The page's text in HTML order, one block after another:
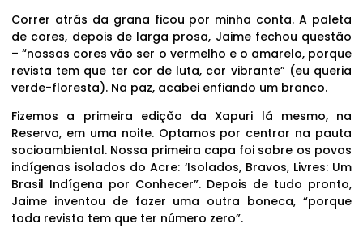
Correr atrás da grana ficou por minha conta. A paleta
de cores, depois de larga prosa, Jaime fechou questão
– “nossas cores vão ser o vermelho e o amarelo, porque
revista tem que ter cor de luta, cor vibrante” (eu queria
verde-floresta). Na paz, acabei enfiando um branco.
Fizemos a primeira edição da Xapuri lá mesmo, na
Reserva, em uma noite. Optamos por centrar na pauta
socioambiental. Nossa primeira capa foi sobre os povos
indígenas isolados do Acre: ‘Isolados, Bravos, Livres: Um
Brasil Indígena por Conhecer”. Depois de tudo pronto,
Jaime inventou de fazer uma outra boneca, “porque
toda revista tem que ter número zero”.